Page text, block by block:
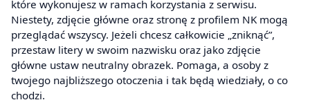
które wykonujesz w ramach korzystania z serwisu.
Niestety, zdjęcie główne oraz stronę z profilem NK mogą
przeglądać wszyscy. Jeżeli chcesz całkowicie „zniknąć”,
przestaw litery w swoim nazwisku oraz jako zdjęcie
główne ustaw neutralny obrazek. Pomaga, a osoby z
twojego najbliższego otoczenia i tak będą wiedziały, o co
chodzi.